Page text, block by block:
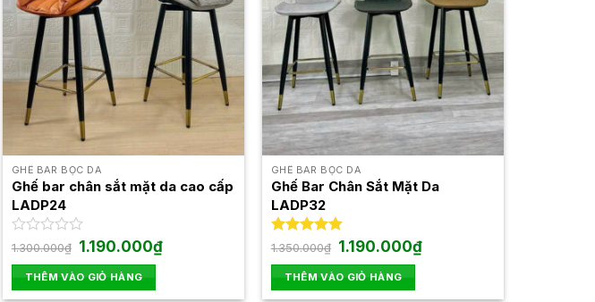
GHẾ BAR BỌC DA
Ghế bar chân sắt mặt da cao cấp
LADP24
Được
hạng
0
1.300.000₫ Giá
gốc
là:
1.300.000₫.
1.190.000₫Giá
hiện
THÊM VÀO GIỎ HÀNG
GHẾ BAR BỌC DA
Ghế Bar Chân Sắt Mặt Da
LADP32
Được xếp
5.00
5 sao
1.350.000₫ Giá
gốc
là:
1.350.000₫.
1.190.000₫Giá
hiện
THÊM VÀO GIỎ HÀNG